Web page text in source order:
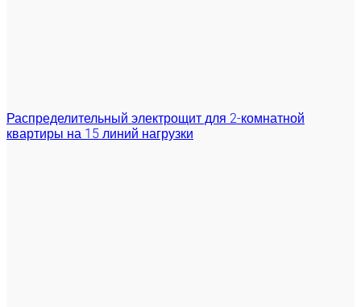
Распределительный электрощит для 2-комнатной
квартиры на 15 линий нагрузки